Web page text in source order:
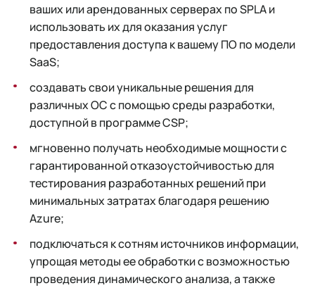
ваших или арендованных серверах по SPLA и
использовать их для оказания услуг
предоставления доступа к вашему ПО по модели
SaaS;
создавать свои уникальные решения для
различных ОС с помощью среды разработки,
доступной в программе CSP;
мгновенно получать необходимые мощности с
гарантированной отказоустойчивостью для
тестирования разработанных решений при
минимальных затратах благодаря решению
Azure;
подключаться к сотням источников информации,
упрощая методы ее обработки с возможностью
проведения динамического анализа, а также